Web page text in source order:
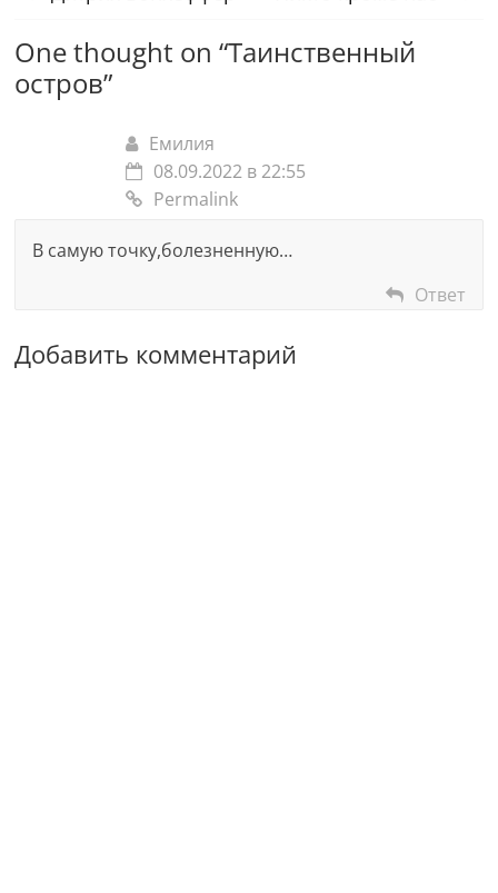
One thought on “Таинственный
остров”
Емилия
08.09.2022 в 22:55
Permalink
В самую точку,болезненную…
Ответ
Добавить комментарий